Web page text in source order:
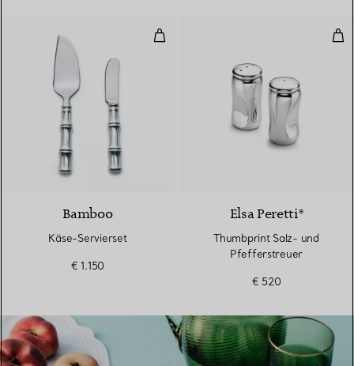
Käse-Servierset
Bamboo
Käse-Servierset
€ 1.150
Elsa Peretti®
Thumbprint Salz- und
Pfefferstreuer
€ 520